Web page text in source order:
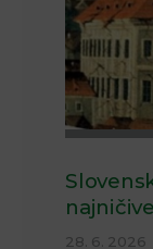
28. 6. 2026